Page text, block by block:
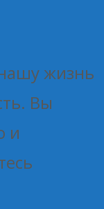
жизнь
Вы
и